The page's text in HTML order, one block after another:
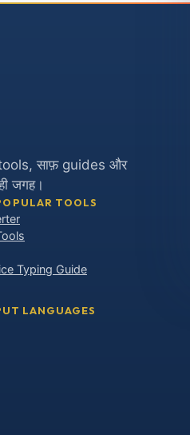
साफ़ guides और
जगह।
TOOLS
Typing Guide
LANGUAGES